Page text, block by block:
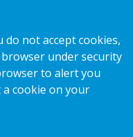
do not accept cookies,
under security
to alert you
cookie on your